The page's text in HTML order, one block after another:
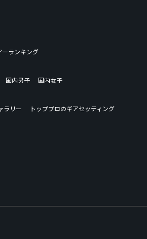
ーランキング
国内男子
国内女子
ラリー
トッププロのギアセッティング